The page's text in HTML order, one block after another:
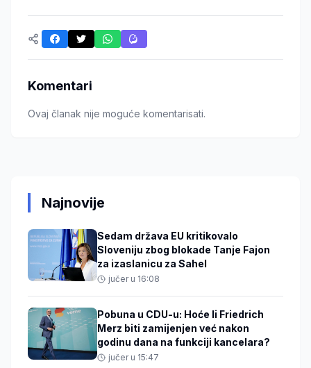
Komentari
Ovaj članak nije moguće komentarisati.
Najnovije
Sedam država EU kritikovalo
Sloveniju zbog blokade Tanje Fajon
za izaslanicu za Sahel
jučer u 16:08
Pobuna u CDU-u: Hoće li Friedrich
Merz biti zamijenjen već nakon
godinu dana na funkciji kancelara?
jučer u 15:47